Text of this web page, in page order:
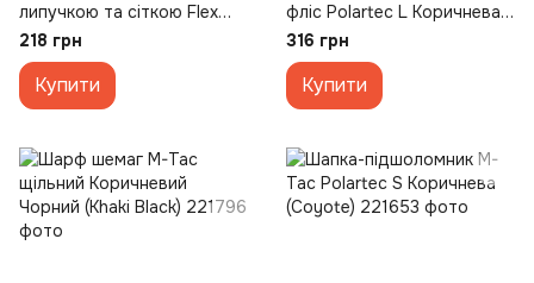
липучкою та сіткою Flex
ріп-стоп S/M (40570062-
56) Зелена (Army Olive)
218 грн
Купити
фліс Polartec L Коричнева
(Coyote)
316 грн
Купити